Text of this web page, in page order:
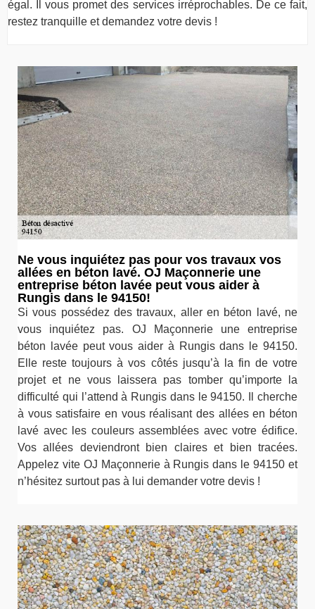
égal. Il vous promet des services irréprochables. De ce fait,
restez tranquille et demandez votre devis !
Ne vous inquiétez pas pour vos travaux vos
allées en béton lavé. OJ Maçonnerie une
entreprise béton lavée peut vous aider à
Rungis dans le 94150!
Si vous possédez des travaux, aller en béton lavé, ne
vous inquiétez pas. OJ Maçonnerie une entreprise
béton lavée peut vous aider à Rungis dans le 94150.
Elle reste toujours à vos côtés jusqu’à la fin de votre
projet et ne vous laissera pas tomber qu’importe la
difficulté qui l’attend à Rungis dans le 94150. Il cherche
à vous satisfaire en vous réalisant des allées en béton
lavé avec les couleurs assemblées avec votre édifice.
Vos allées deviendront bien claires et bien tracées.
Appelez vite OJ Maçonnerie à Rungis dans le 94150 et
n’hésitez surtout pas à lui demander votre devis !